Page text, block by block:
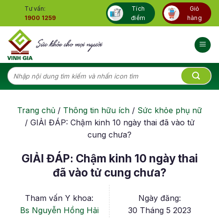
content
Tư vấn:
1900 1259
Tích
điểm
Giỏ
hàng
Tìm
kiếm:
Trang chủ / Thông tin hữu ích / Sức khỏe phụ nữ
/ GIẢI ĐÁP: Chậm kinh 10 ngày thai đã vào tử
cung chưa?
GIẢI ĐÁP: Chậm kinh 10 ngày thai
đã vào tử cung chưa?
Tham vấn Y khoa:
Bs Nguyễn Hồng Hải
Ngày đăng:
30 Tháng 5 2023